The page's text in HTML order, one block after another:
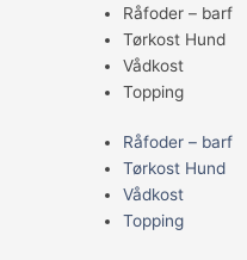
Råfoder – barf
Tørkost Hund
Vådkost
Topping
Råfoder – barf
Tørkost Hund
Vådkost
Topping